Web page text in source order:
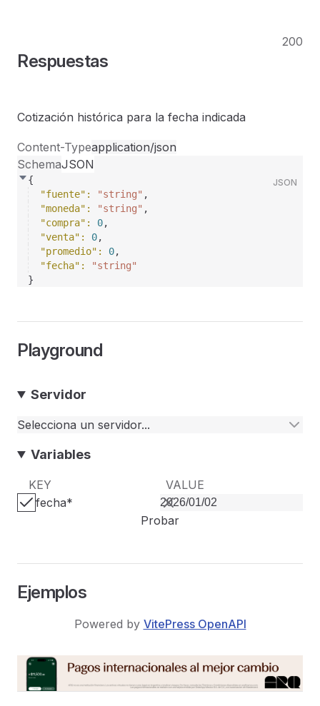
Respuestas
200
Cotización histórica para la fecha indicada
Content-Typeapplication/json
SchemaJSON
JSON
{
"fuente" : "string" ,
"moneda" : "string" ,
"compra" : 0,
"venta" : 0,
"promedio" : 0,
"fecha" :
"string"
}
Playground
Servidor
Selecciona un servidor...
Variables
KEY
VALUE
fecha*
Probar
Ejemplos
Powered by VitePress OpenAPI